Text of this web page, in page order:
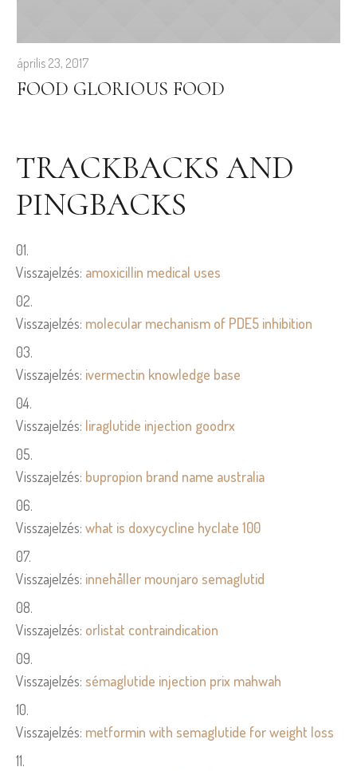
április 23, 2017
FOOD GLORIOUS FOOD
TRACKBACKS AND
PINGBACKS
Visszajelzés: amoxicillin medical uses
Visszajelzés: molecular mechanism of PDE5 inhibition
Visszajelzés: ivermectin knowledge base
Visszajelzés: liraglutide injection goodrx
Visszajelzés: bupropion brand name australia
Visszajelzés: what is doxycycline hyclate 100
Visszajelzés: innehåller mounjaro semaglutid
Visszajelzés: orlistat contraindication
Visszajelzés: sémaglutide injection prix mahwah
Visszajelzés: metformin with semaglutide for weight loss